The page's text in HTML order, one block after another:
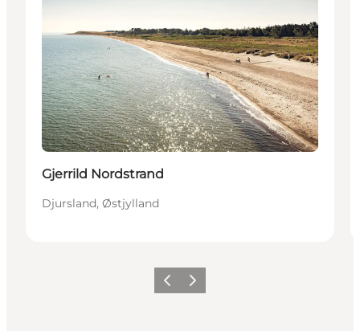
Gjerrild Nordstrand
Djursland, Østjylland
ForrigeNæste